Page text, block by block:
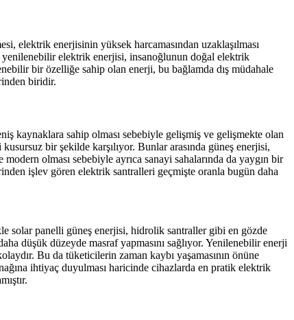
elektrik enerjisinin yüksek harcamasından uzaklaşılması
yenilenebilir elektrik enerjisi, insanoğlunun doğal elektrik
bir özelliğe sahip olan enerji, bu bağlamda dış müdahale
biridir.
kaynaklara sahip olması sebebiyle gelişmiş ve gelişmekte olan
bir şekilde karşılıyor. Bunlar arasında güneş enerjisi,
olması sebebiyle ayrıca sanayi sahalarında da yaygın bir
işlev gören elektrik santralleri geçmişte oranla bugün daha
solar panelli güneş enerjisi, hidrolik santraller gibi en gözde
düşük düzeyde masraf yapmasını sağlıyor. Yenilenebilir enerji
Bu da tüketicilerin zaman kaybı yaşamasının önüne
ihtiyaç duyulması haricinde cihazlarda en pratik elektrik